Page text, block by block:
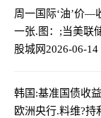
周一国际‘油’价—
一张.图：;当美联
股城网2026-06-14
韩国:基准国债收
欧洲央行.料维?持